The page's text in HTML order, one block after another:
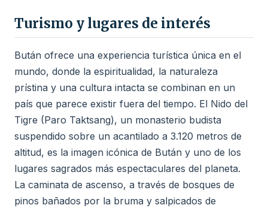
Turismo y lugares de interés
Bután ofrece una experiencia turística única en el
mundo, donde la espiritualidad, la naturaleza
prístina y una cultura intacta se combinan en un
país que parece existir fuera del tiempo. El Nido del
Tigre (Paro Taktsang), un monasterio budista
suspendido sobre un acantilado a 3.120 metros de
altitud, es la imagen icónica de Bután y uno de los
lugares sagrados más espectaculares del planeta.
La caminata de ascenso, a través de bosques de
pinos bañados por la bruma y salpicados de